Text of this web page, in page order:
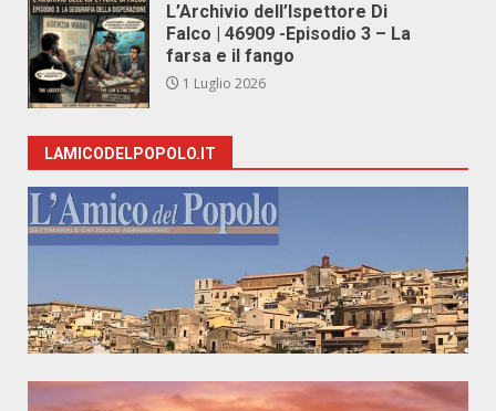
L’Archivio dell’Ispettore Di
Falco | 46909 -Episodio 3 – La
farsa e il fango
1 Luglio 2026
LAMICODELPOPOLO.IT